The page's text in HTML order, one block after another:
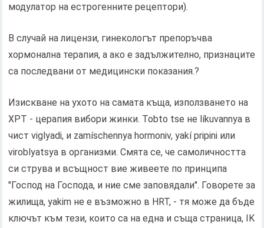
модулатор на естрогенните рецептори).
В случай на лицензи, гинекологът препоръчва
хормонална терапия, а ако е задължително, признаците
са последвани от медицински показания.?
Изискване на ухото на самата къща, използването на
ХРТ - церапия вибори жинки. Tobto tse не líkuvannya в
чист viglyadі, и zamíschennya hormonіv, yakí pripini или
viroblyatsya в организми. Смята се, че самоличността
си струва и всъщност вие живеете по принципа
"Господ на Господа, и ние сме заповядали". Говорете за
жилища, yakim не е възможно в HRT, - тя може да бъде
ключът към тези, които са на една и съща страница, IK